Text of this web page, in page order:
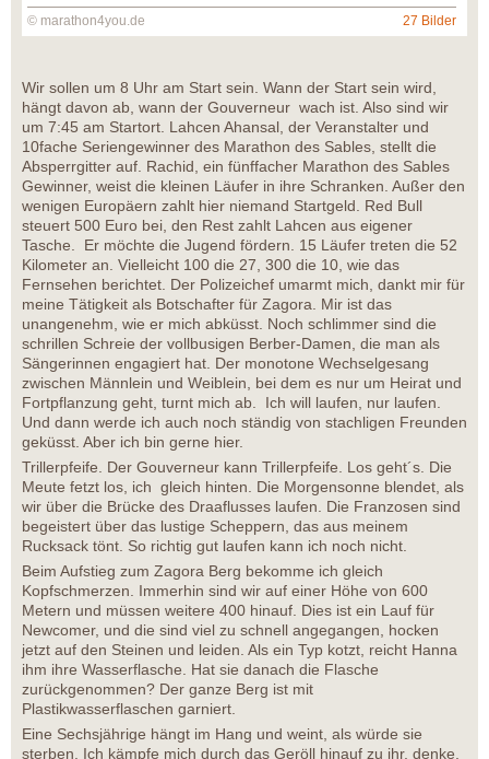
© marathon4you.de 27 Bilder
Wir sollen um 8 Uhr am Start sein. Wann der Start sein wird,
hängt davon ab, wann der Gouverneur wach ist. Also sind wir
um 7:45 am Startort. Lahcen Ahansal, der Veranstalter und
10fache Seriengewinner des Marathon des Sables, stellt die
Absperrgitter auf. Rachid, ein fünffacher Marathon des Sables
Gewinner, weist die kleinen Läufer in ihre Schranken. Außer den
wenigen Europäern zahlt hier niemand Startgeld. Red Bull
steuert 500 Euro bei, den Rest zahlt Lahcen aus eigener
Tasche. Er möchte die Jugend fördern. 15 Läufer treten die 52
Kilometer an. Vielleicht 100 die 27, 300 die 10, wie das
Fernsehen berichtet. Der Polizeichef umarmt mich, dankt mir für
meine Tätigkeit als Botschafter für Zagora. Mir ist das
unangenehm, wie er mich abküsst. Noch schlimmer sind die
schrillen Schreie der vollbusigen Berber-Damen, die man als
Sängerinnen engagiert hat. Der monotone Wechselgesang
zwischen Männlein und Weiblein, bei dem es nur um Heirat und
Fortpflanzung geht, turnt mich ab. Ich will laufen, nur laufen.
Und dann werde ich auch noch ständig von stachligen Freunden
geküsst. Aber ich bin gerne hier.
Trillerpfeife. Der Gouverneur kann Trillerpfeife. Los geht´s. Die
Meute fetzt los, ich gleich hinten. Die Morgensonne blendet, als
wir über die Brücke des Draaflusses laufen. Die Franzosen sind
begeistert über das lustige Scheppern, das aus meinem
Rucksack tönt. So richtig gut laufen kann ich noch nicht.
Beim Aufstieg zum Zagora Berg bekomme ich gleich
Kopfschmerzen. Immerhin sind wir auf einer Höhe von 600
Metern und müssen weitere 400 hinauf. Dies ist ein Lauf für
Newcomer, und die sind viel zu schnell angegangen, hocken
jetzt auf den Steinen und leiden. Als ein Typ kotzt, reicht Hanna
ihm ihre Wasserflasche. Hat sie danach die Flasche
zurückgenommen? Der ganze Berg ist mit
Plastikwasserflaschen garniert.
Eine Sechsjährige hängt im Hang und weint, als würde sie
sterben. Ich kämpfe mich durch das Geröll hinauf zu ihr, denke,